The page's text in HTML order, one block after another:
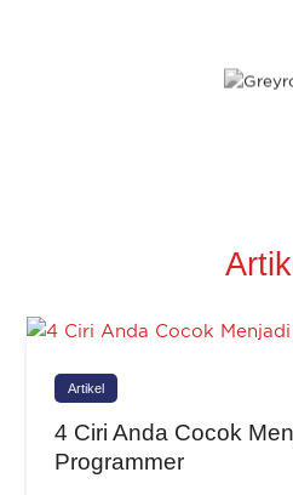
Artikel
4 Ciri Anda Cocok
Programmer